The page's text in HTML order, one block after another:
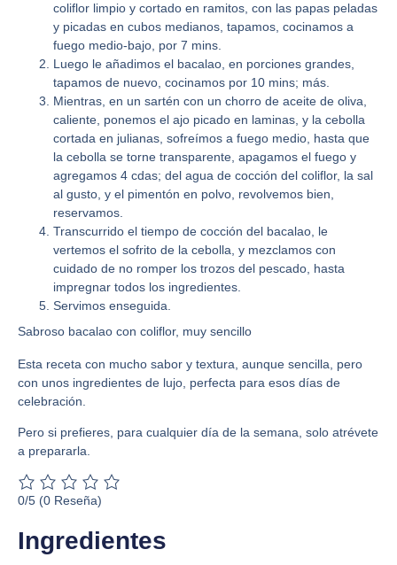
coliflor limpio y cortado en ramitos, con las papas peladas
y picadas en cubos medianos, tapamos, cocinamos a
fuego medio-bajo, por 7 mins.
Luego le añadimos el bacalao, en porciones grandes,
tapamos de nuevo, cocinamos por 10 mins; más.
Mientras, en un sartén con un chorro de aceite de oliva,
caliente, ponemos el ajo picado en laminas, y la cebolla
cortada en julianas, sofreímos a fuego medio, hasta que
la cebolla se torne transparente, apagamos el fuego y
agregamos 4 cdas; del agua de cocción del coliflor, la sal
al gusto, y el pimentón en polvo, revolvemos bien,
reservamos.
Transcurrido el tiempo de cocción del bacalao, le
vertemos el sofrito de la cebolla, y mezclamos con
cuidado de no romper los trozos del pescado, hasta
impregnar todos los ingredientes.
Servimos enseguida.
Sabroso bacalao con coliflor, muy sencillo
Esta receta con mucho sabor y textura, aunque sencilla, pero
con unos ingredientes de lujo, perfecta para esos días de
celebración.
Pero si prefieres, para cualquier día de la semana, solo atrévete
a prepararla.
0/5 (0 Reseña)
Ingredientes